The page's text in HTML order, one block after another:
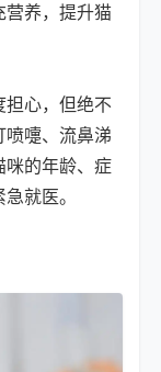
营养，提升猫
心，但绝不
喷嚏、流鼻涕
咪的年龄、症
就医。